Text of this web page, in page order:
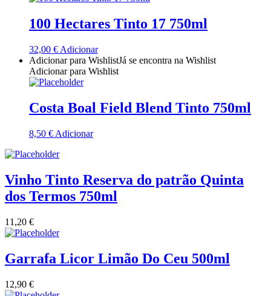
Quinta Do Ventozelo - Douro
Quinta Dos Termos - Beira Interior
Quinta José Rodrigues - Humanitas
Rego Wines Beira interior
Sem categoria
Taboadella Dão
100 Hectares Tinto 17 750ml
32,00 € Adicionar
Adicionar para WishlistJá se encontra na Wishlist
Adicionar para Wishlist
Costa Boal Field Blend Tinto 750ml
8,50 € Adicionar
Vinho Tinto Reserva do patrão Quinta
dos Termos 750ml
11,20 €
Garrafa Licor Limão Do Ceu 500ml
12,90 €